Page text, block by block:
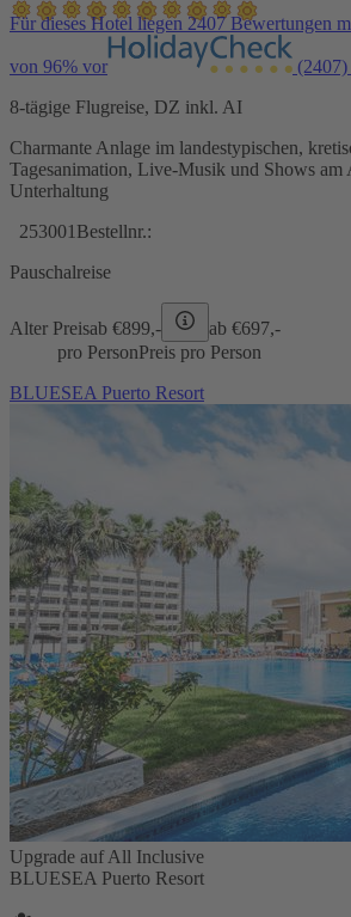
Für dieses Hotel liegen 2407 Bewertungen
von 96% vor (2407)
8-tägige Flugreise, DZ inkl. AI
Charmante Anlage im landestypischen,
Tagesanimation, Live-Musik und Shows am
Unterhaltung
253001 Bestellnr.:
Pauschalreise
Alter Preisab €899,- ab €697,-
pro PersonPreis pro Person
BLUESEA Puerto Resort
Upgrade auf All Inclusive
BLUESEA Puerto Resort